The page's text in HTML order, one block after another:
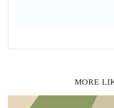
MORE